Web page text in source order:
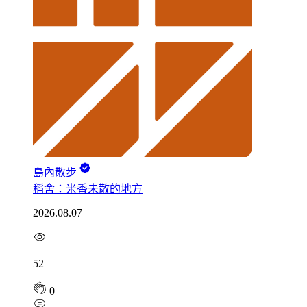
島內散步
稻舍：米香未散的地方
2026.08.07
52
0